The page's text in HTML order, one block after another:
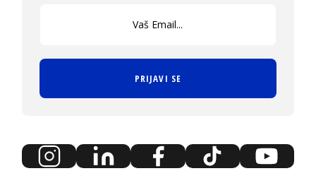
PRIJAVI SE